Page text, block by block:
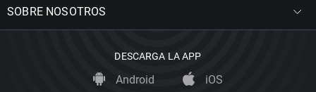
SOBRE NOSOTROS
DESCARGA LA APP
Android iOS